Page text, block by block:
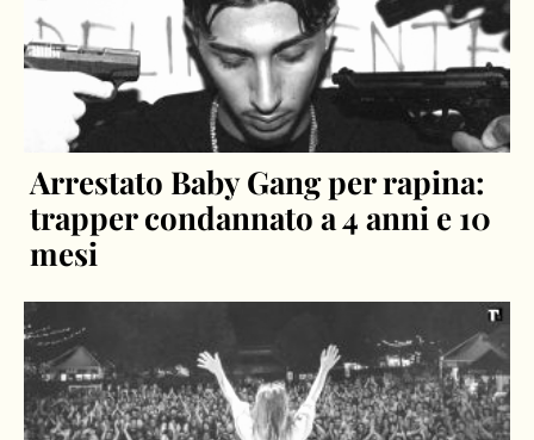
Arrestato Baby Gang per rapina:
trapper condannato a 4 anni e 10
mesi